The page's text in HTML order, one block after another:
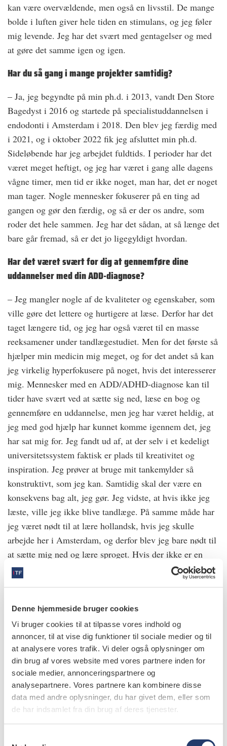
Denne hjemmeside bruger cookies
Vi bruger cookies til at tilpasse vores indhold og
annoncer, til at vise dig funktioner til sociale medier og til
at analysere vores trafik. Vi deler også oplysninger om
din brug af vores website med vores partnere inden for
sociale medier, annonceringspartnere og
analysepartnere. Vores partnere kan kombinere disse
data med andre oplysninger, du har givet dem, eller som
de har indsamlet fra din brug af deres tjenester.
kan være overvældende, men også en livsstil. De mange
bolde i luften giver hele tiden en stimulans, og jeg føler
mig levende. Jeg har det svært med gentagelser og med
at gøre det samme igen og igen.
Har du så gang i mange projekter samtidig?
– Ja, jeg begyndte på min ph.d. i 2013, vandt Den Store
Bagedyst i 2016 og startede på specialistuddannelsen i
endodonti i Amsterdam i 2018. Den blev jeg færdig med
i 2021, og i oktober 2022 fik jeg afsluttet min ph.d.
Sideløbende har jeg arbejdet fuldtids. I perioder har det
været meget heftigt, og jeg har været i gang alle dagens
vågne timer, men tid er ikke noget, man har, det er noget
man tager. Nogle mennesker fokuserer på en ting ad
gangen og gør den færdig, og så er der os andre, som
roder det hele sammen. Jeg har det sådan, at så længe det
bare går fremad, så er det jo ligegyldigt hvordan.
Har det været svært for dig at gennemføre dine
uddannelser med din ADD-diagnose?
– Jeg mangler nogle af de kvaliteter og egenskaber, som
ville gøre det lettere og hurtigere at læse. Derfor har det
taget længere tid, og jeg har også været til en masse
reeksamener under tandlægestudiet. Men for det første så
hjælper min medicin mig meget, og for det andet så kan
jeg virkelig hyperfokusere på noget, hvis det interesserer
mig. Mennesker med en ADD/ADHD-diagnose kan til
tider have svært ved at sætte sig ned, læse en bog og
gennemføre en uddannelse, men jeg har været heldig, at
jeg med god hjælp har kunnet komme igennem det, jeg
har sat mig for. Jeg fandt ud af, at der selv i et kedeligt
universitetssystem faktisk er plads til kreativitet og
inspiration. Jeg prøver at bruge mit tankemylder så
konstruktivt, som jeg kan. Samtidig skal der være en
konsekvens bag alt, jeg gør. Jeg vidste, at hvis ikke jeg
læste, ville jeg ikke blive tandlæge. På samme måde har
jeg været nødt til at lære hollandsk, hvis jeg skulle
arbejde her i Amsterdam, og derfor blev jeg bare nødt til
at sætte mig ned og lære sproget. Hvis der ikke er en
konsekvens, har jeg meget svært ved at skabe fremdriften
selv, medmindre det er noget, jeg virkelig er interesseret
Hvorfor har du specialiseret dig i rodbehandlinger?
– I sidste del af mit studie var jeg på Erasmus-
udlandsophold i Paris. Her havde jeg en lærer, som var
meget inspirerende og bl.a. har været med til at opfinde
rodbehandlingssystemet ProTaper. Han blev min mentor,
og jeg gav derfor rodbehandlinger et skud, da jeg kom
hjem igen. Det er egentlig mystisk, for der er mange
rodbehandlinger, men på trods af min ADD synes jeg, at